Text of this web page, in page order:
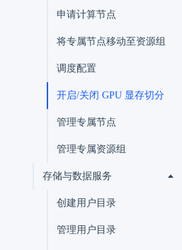
申请计算节点
将专属节点移动至资源组
调度配置
开启/关闭 GPU 显存切分
管理专属节点
管理专属资源组
存储与数据服务
创建用户目录
管理用户目录